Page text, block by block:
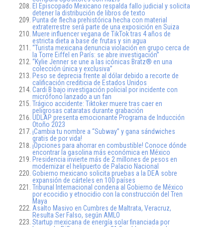
El Episcopado Mexicano respalda fallo judicial y solicita
detener la distribución de libros de texto
Punta de flecha prehistórica hecha con material
extraterrestre será parte de una exposición en Suiza
Muere influencer vegana de TikTok tras 4 años de
estricta dieta a base de frutas y sin agua
“Turista mexicana denuncia violación en grupo cerca de
la Torre Eiffel en París: se abre investigación”
“Kylie Jenner se une a las icónicas Bratz® en una
colección única y exclusiva”
Peso se deprecia frente al dólar debido a recorte de
calificación crediticia de Estados Unidos
Cardi B bajo investigación policial por incidente con
micrófono lanzado a un fan
Trágico accidente: Tiktoker muere tras caer en
peligrosas cataratas durante grabación
UDLAP presenta emocionante Programa de Inducción
Otoño 2023
¡Cambia tu nombre a “Subway” y gana sándwiches
gratis de por vida!
¡Opciones para ahorrar en combustible! Conoce dónde
encontrar la gasolina más económica en México
Presidencia invierte más de 2 millones de pesos en
modernizar el helipuerto de Palacio Nacional
Gobierno mexicano solicita pruebas a la DEA sobre
expansión de cárteles en 100 países
Tribunal Internacional condena al Gobierno de México
por ecocidio y etnocidio con la construcción del Tren
Maya
Asalto Masivo en Cumbres de Maltrata, Veracruz,
Resulta Ser Falso, según AMLO
Startup mexicana de energía solar financiada por